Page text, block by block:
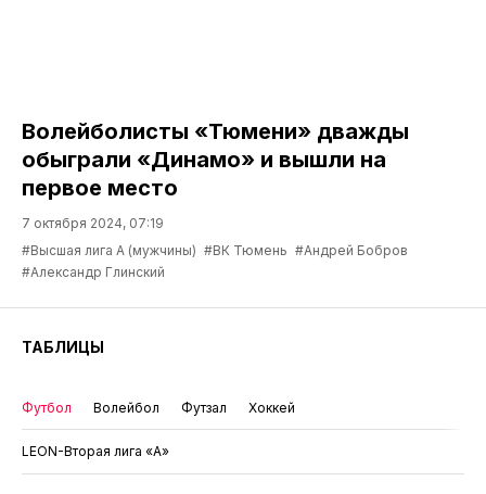
Волейболисты «Тюмени» дважды
обыграли «Динамо» и вышли на
первое место
7 октября 2024, 07:19
#Высшая лига А (мужчины) #ВК Тюмень #Андрей Бобров
#Александр Глинский
ТАБЛИЦЫ
Футбол Волейбол Футзал Хоккей
LEON-Вторая лига «А»